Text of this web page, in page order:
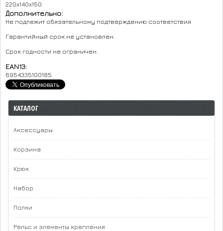
220x140x150
Дополнительно:
Не подлежит обязательному подтверждению соответствия.
Гарантийный срок не установлен.
Срок годности не ограничен.
EAN13:
6954335100185
КАТАЛОГ
Аксессуары
Корзина
Крюк
Набор
Полки
Рельс и элементы крепления